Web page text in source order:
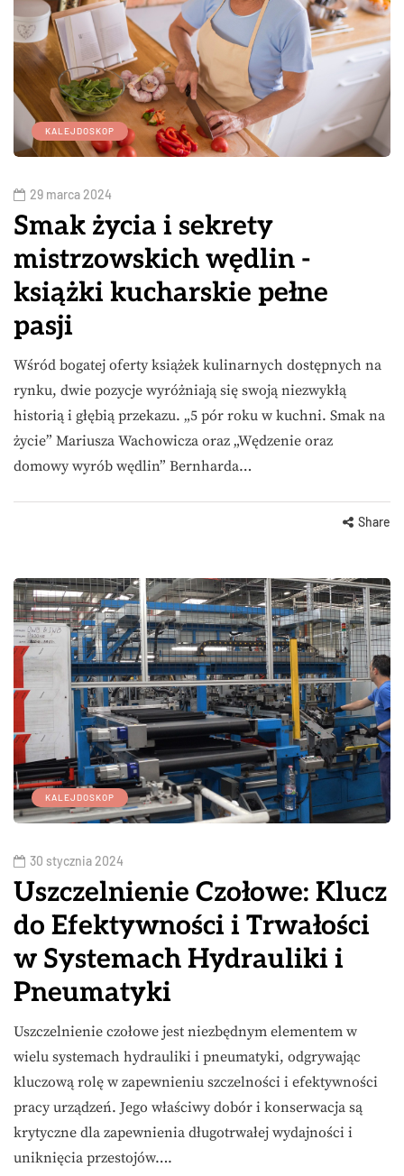
KALEJDOSKOP
29 marca 2024
Smak życia i sekrety
mistrzowskich wędlin -
książki kucharskie pełne
pasji
Wśród bogatej oferty książek kulinarnych dostępnych na
rynku, dwie pozycje wyróżniają się swoją niezwykłą
historią i głębią przekazu. „5 pór roku w kuchni. Smak na
życie” Mariusza Wachowicza oraz „Wędzenie oraz
domowy wyrób wędlin” Bernharda…
Share
KALEJDOSKOP
30 stycznia 2024
Uszczelnienie Czołowe: Klucz
do Efektywności i Trwałości
w Systemach Hydrauliki i
Pneumatyki
Uszczelnienie czołowe jest niezbędnym elementem w
wielu systemach hydrauliki i pneumatyki, odgrywając
kluczową rolę w zapewnieniu szczelności i efektywności
pracy urządzeń. Jego właściwy dobór i konserwacja są
krytyczne dla zapewnienia długotrwałej wydajności i
uniknięcia przestojów….